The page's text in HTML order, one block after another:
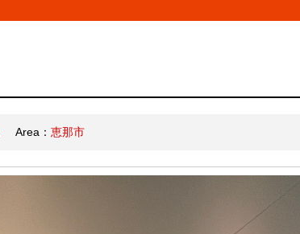
Area： 恵那市